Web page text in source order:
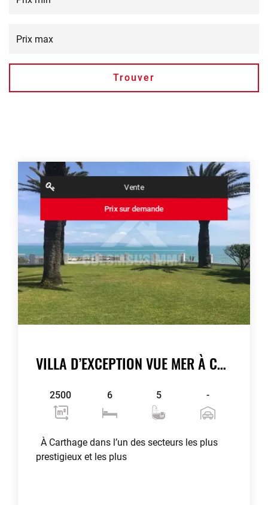
Trouver
Vente
Prix sur demande
VILLA D’EXCEPTION VUE MER À CARTHAGE
2500 6 5 -
À Carthage dans l’un des secteurs les plus
prestigieux et les plus